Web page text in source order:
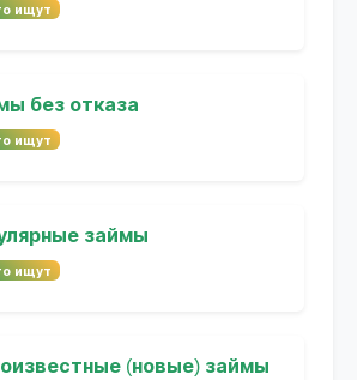
ищут
без отказа
ищут
займы
ищут
(новые) займы